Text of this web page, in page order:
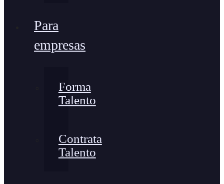
Para
empresas
Forma
Talento
Contrata
Talento